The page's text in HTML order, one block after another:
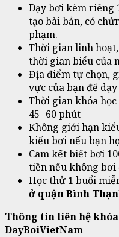
Dạy bơi kèm riêng
tạo bài bản, có
phạm.
Thời gian linh
thời gian biểu của
Địa điểm tự chọn,
vực của bạn để dạy
Thời gian khóa
45 -60 phút
Không giới hạn
kiểu bơi nếu bạn
Cam kết biết bơi
tiền nếu không bơi
Học thử 1 buổi
ở quận Bình
Thông tin liên hệ
DayBoiVietNam